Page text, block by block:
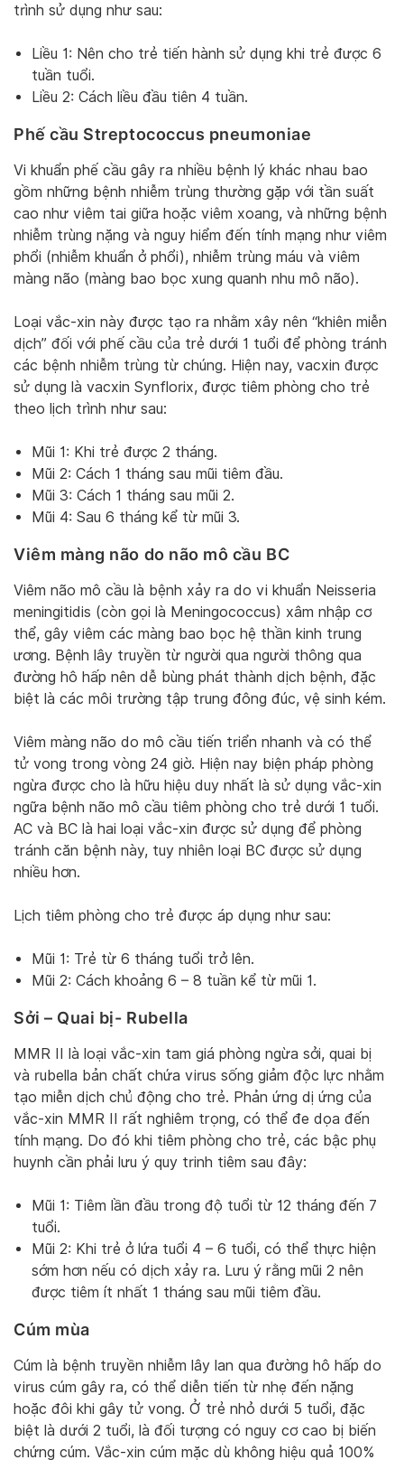
trình sử dụng như sau:
Liều 1: Nên cho trẻ tiến hành sử dụng khi trẻ được 6
tuần tuổi.
Liều 2: Cách liều đầu tiên 4 tuần.
Phế cầu Streptococcus pneumoniae
Vi khuẩn phế cầu gây ra nhiều bệnh lý khác nhau bao
gồm những bệnh nhiễm trùng thường gặp với tần suất
cao như viêm tai giữa hoặc viêm xoang, và những bệnh
nhiễm trùng nặng và nguy hiểm đến tính mạng như viêm
phổi (nhiễm khuẩn ở phổi), nhiễm trùng máu và viêm
màng não (màng bao bọc xung quanh nhu mô não).
Loại vắc-xin này được tạo ra nhằm xây nên “khiên miễn
dịch” đối với phế cầu của trẻ dưới 1 tuổi để phòng tránh
các bệnh nhiễm trùng từ chúng. Hiện nay, vacxin được
sử dụng là vacxin Synflorix, được tiêm phòng cho trẻ
theo lịch trình như sau:
Mũi 1: Khi trẻ được 2 tháng.
Mũi 2: Cách 1 tháng sau mũi tiêm đầu.
Mũi 3: Cách 1 tháng sau mũi 2.
Mũi 4: Sau 6 tháng kể từ mũi 3.
Viêm màng não do não mô cầu BC
Viêm não mô cầu là bệnh xảy ra do vi khuẩn Neisseria
meningitidis (còn gọi là Meningococcus) xâm nhập cơ
thể, gây viêm các màng bao bọc hệ thần kinh trung
ương. Bệnh lây truyền từ người qua người thông qua
đường hô hấp nên dễ bùng phát thành dịch bệnh, đặc
biệt là các môi trường tập trung đông đúc, vệ sinh kém.
Viêm màng não do mô cầu tiến triển nhanh và có thể
tử vong trong vòng 24 giờ. Hiện nay biện pháp phòng
ngừa được cho là hữu hiệu duy nhất là sử dụng vắc-xin
ngữa bệnh não mô cầu tiêm phòng cho trẻ dưới 1 tuổi.
AC và BC là hai loại vắc-xin được sử dụng để phòng
tránh căn bệnh này, tuy nhiên loại BC được sử dụng
nhiều hơn.
Lịch tiêm phòng cho trẻ được áp dụng như sau:
Mũi 1: Trẻ từ 6 tháng tuổi trở lên.
Mũi 2: Cách khoảng 6 – 8 tuần kể từ mũi 1.
Sởi – Quai bị- Rubella
MMR II là loại vắc-xin tam giá phòng ngừa sởi, quai bị
và rubella bản chất chứa virus sống giảm độc lực nhằm
tạo miễn dịch chủ động cho trẻ. Phản ứng dị ứng của
vắc-xin MMR II rất nghiêm trọng, có thể đe dọa đến
tính mạng. Do đó khi tiêm phòng cho trẻ, các bậc phụ
huynh cần phải lưu ý quy trinh tiêm sau đây:
Mũi 1: Tiêm lần đầu trong độ tuổi từ 12 tháng đến 7
tuổi.
Mũi 2: Khi trẻ ở lứa tuổi 4 – 6 tuổi, có thể thực hiện
sớm hơn nếu có dịch xảy ra. Lưu ý rằng mũi 2 nên
được tiêm ít nhất 1 tháng sau mũi tiêm đầu.
Cúm mùa
Cúm là bệnh truyền nhiễm lây lan qua đường hô hấp do
virus cúm gây ra, có thể diễn tiến từ nhẹ đến nặng
hoặc đôi khi gây tử vong. Ở trẻ nhỏ dưới 5 tuổi, đặc
biệt là dưới 2 tuổi, là đối tượng có nguy cơ cao bị biến
chứng cúm. Vắc-xin cúm mặc dù không hiệu quả 100%